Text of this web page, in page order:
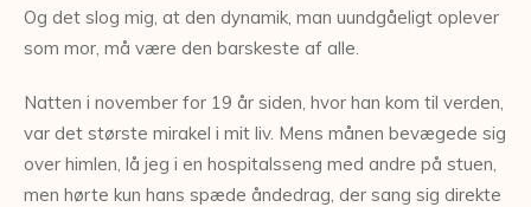
Og det slog mig, at den dynamik, man uundgåeligt oplever
som mor, må være den barskeste af alle.
Natten i november for 19 år siden, hvor han kom til verden,
var det største mirakel i mit liv. Mens månen bevægede sig
over himlen, lå jeg i en hospitalsseng med andre på stuen,
men hørte kun hans spæde åndedrag, der sang sig direkte